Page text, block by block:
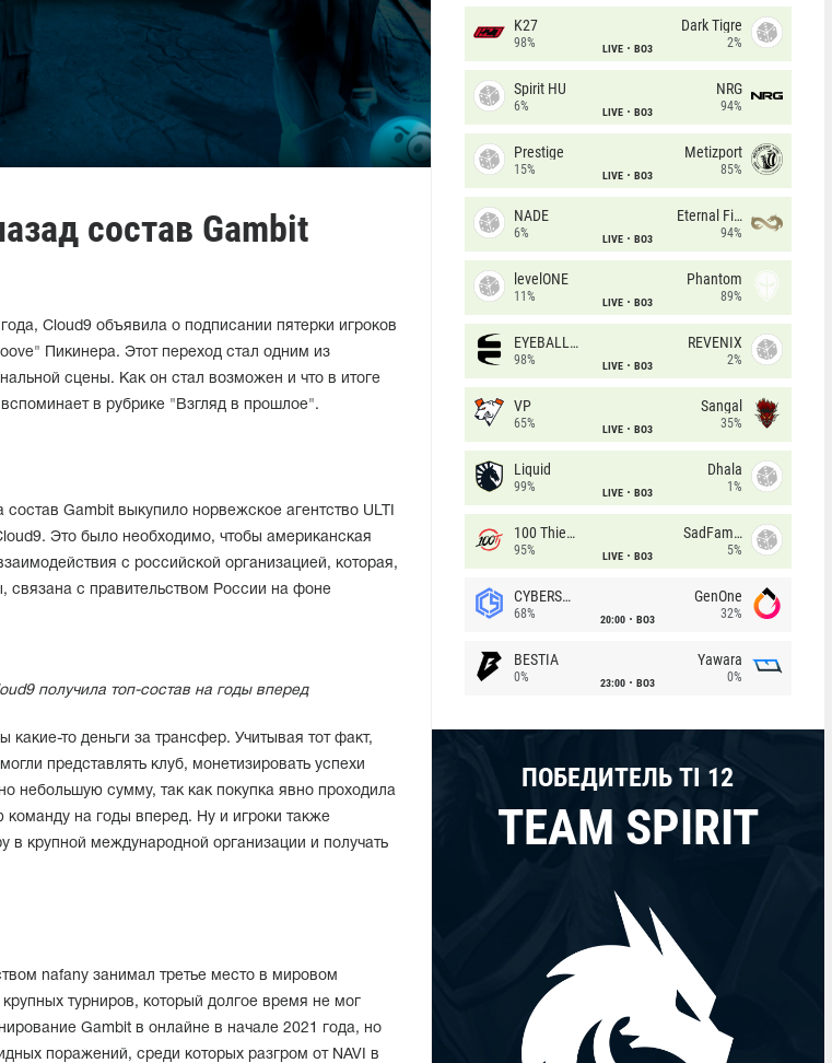
состав Gambit
Cloud9 объявила о подписании пятерки игроков
Пикинера. Этот переход стал одним из
сцены. Как он стал возможен и что в итоге
в рубрике "Взгляд в прошлое".
Gambit выкупило норвежское агентство ULTI
Это было необходимо, чтобы американская
с российской организацией, которая,
связана с правительством России на фоне
получила топ-состав на годы вперед
какие-то деньги за трансфер. Учитывая тот факт,
представлять клуб, монетизировать успехи
небольшую сумму, так как покупка явно проходила
на годы вперед. Ну и игроки также
в крупной международной организации и получать
nafany занимал третье место в мировом
турниров, который долгое время не мог
Gambit в онлайне в начале 2021 года, но
поражений, среди которых разгром от NAVI в
K27
98% LIVE BO3
Dark Tigre
2%
Spirit HU
6% LIVE BO3
NRG
94%
Prestige
15% LIVE BO3
Metizport
85%
NADE
6% LIVE BO3
Eternal Fire
94%
levelONE
11% LIVE BO3
Phantom
89%
EYEBALLERS
98% LIVE BO3
REVENIX
2%
VP
65% LIVE BO3
Sangal
35%
Liquid
99% LIVE BO3
Dhala
1%
100 Thieves
95% LIVE BO3
SadFamous
5%
CYBERSHOKE
68% 20:00 BO3
GenOne
32%
BESTIA
0% 23:00 BO3
Yawara
0%
ПОБЕДИТЕЛЬ TI 12
TEAM SPIRIT